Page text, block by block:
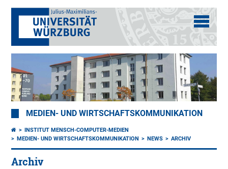
MEDIEN- UND WIRTSCHAFTSKOMMUNIKATION
INSTITUT MENSCH-COMPUTER-MEDIEN
MEDIEN- UND WIRTSCHAFTSKOMMUNIKATION
NEWS ARCHIV
Archiv